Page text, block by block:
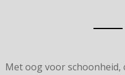
Met oog voor